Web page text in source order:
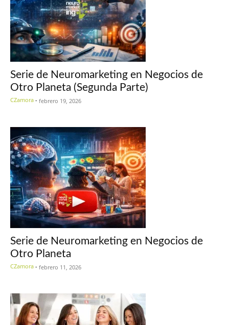
Serie de Neuromarketing en Negocios de
Otro Planeta (Segunda Parte)
CZamora - febrero 19, 2026
Serie de Neuromarketing en Negocios de
Otro Planeta
CZamora - febrero 11, 2026